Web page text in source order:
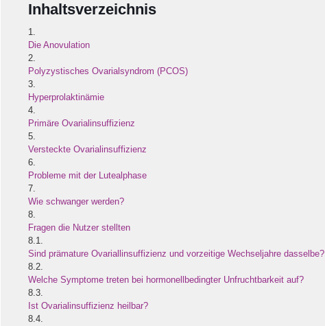
Inhaltsverzeichnis
1.
Die Anovulation
2.
Polyzystisches Ovarialsyndrom (PCOS)
3.
Hyperprolaktinämie
4.
Primäre Ovarialinsuffizienz
5.
Versteckte Ovarialinsuffizienz
6.
Probleme mit der Lutealphase
7.
Wie schwanger werden?
8.
Fragen die Nutzer stellten
8.1.
Sind prämature Ovariallinsuffizienz und vorzeitige Wechseljahre dasselbe?
8.2.
Welche Symptome treten bei hormonellbedingter Unfruchtbarkeit auf?
8.3.
Ist Ovarialinsuffizienz heilbar?
8.4.